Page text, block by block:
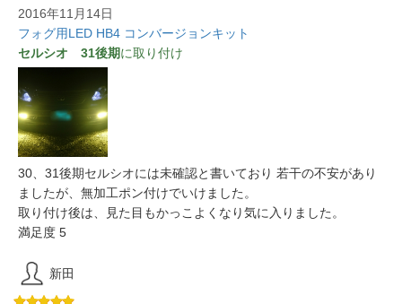
2016年11月14日
フォグ用LED HB4 コンバージョンキット
セルシオ 31後期に取り付け
30、31後期セルシオには未確認と書いており 若干の不安があり
ましたが、無加工ポン付けでいけました。
取り付け後は、見た目もかっこよくなり気に入りました。
満足度 5
新田